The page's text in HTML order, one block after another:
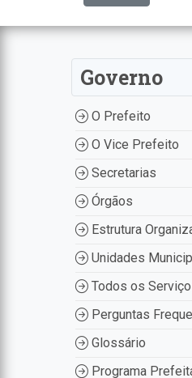
Governo
O Prefeito
O Vice Prefeito
Secretarias
Órgãos
Estrutura
Unidades
Todos os
Perguntas
Glossário
Programa